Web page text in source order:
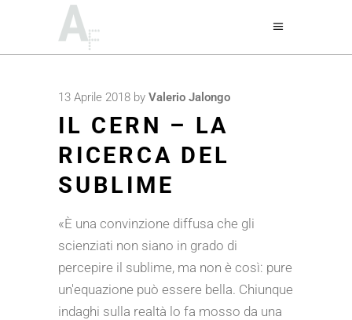
13 Aprile 2018 by Valerio Jalongo
IL CERN – LA
RICERCA DEL
SUBLIME
«È una convinzione diffusa che gli
scienziati non siano in grado di
percepire il sublime, ma non è così: pure
un'equazione può essere bella. Chiunque
indaghi sulla realtà lo fa mosso da una